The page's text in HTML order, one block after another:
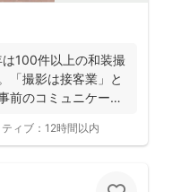
100件以上の和装撮
「撮影は接客業」と
のコミュニケーシ
ィブ： 12時間以内